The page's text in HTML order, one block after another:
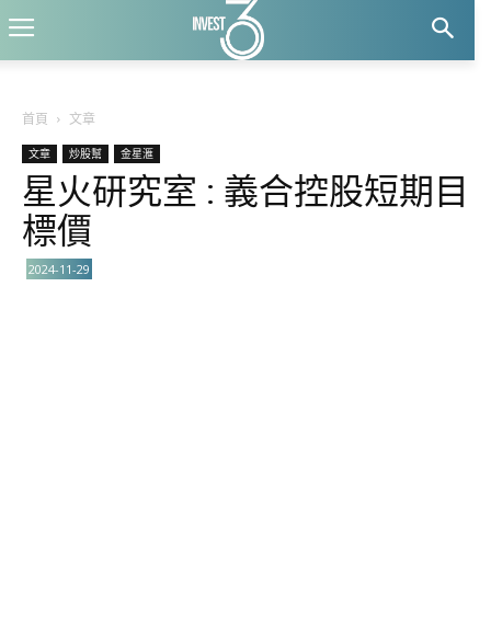
首頁 文章
文章 炒股幫 金星滙
星火研究室 : 義合控股短期目
標價
2024-11-29